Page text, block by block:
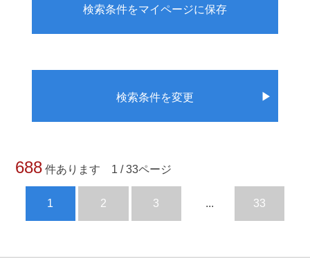
検索条件をマイページに保存
検索条件を変更 ▶
688 件あります 1 / 33ページ
1 2 3 ... 33